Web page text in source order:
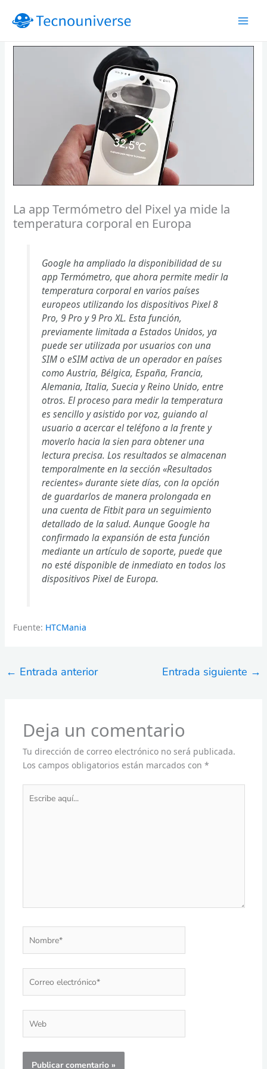
La app Termómetro del Pixel ya mide la
temperatura corporal en Europa
Google ha ampliado la disponibilidad de su
app Termómetro, que ahora permite medir la
temperatura corporal en varios países
europeos utilizando los dispositivos Pixel 8
Pro, 9 Pro y 9 Pro XL. Esta función,
previamente limitada a Estados Unidos, ya
puede ser utilizada por usuarios con una
SIM o eSIM activa de un operador en países
como Austria, Bélgica, España, Francia,
Alemania, Italia, Suecia y Reino Unido, entre
otros. El proceso para medir la temperatura
es sencillo y asistido por voz, guiando al
usuario a acercar el teléfono a la frente y
moverlo hacia la sien para obtener una
lectura precisa. Los resultados se almacenan
temporalmente en la sección «Resultados
recientes» durante siete días, con la opción
de guardarlos de manera prolongada en
una cuenta de Fitbit para un seguimiento
detallado de la salud. Aunque Google ha
confirmado la expansión de esta función
mediante un artículo de soporte, puede que
no esté disponible de inmediato en todos los
dispositivos Pixel de Europa.
Fuente: HTCMania
← Entrada anterior Entrada siguiente →
Deja un comentario
Tu dirección de correo electrónico no será publicada.
Los campos obligatorios están marcados con *
aquí...
electrónico*